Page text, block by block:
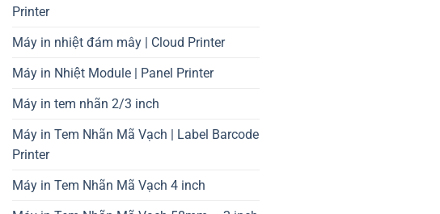
Printer
Máy in nhiệt đám mây | Cloud Printer
Máy in Nhiệt Module | Panel Printer
Máy in tem nhãn 2/3 inch
Máy in Tem Nhãn Mã Vạch | Label Barcode
Printer
Máy in Tem Nhãn Mã Vạch 4 inch